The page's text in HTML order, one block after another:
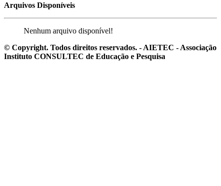
Arquivos Disponíveis
Nenhum arquivo disponível!
© Copyright. Todos direitos reservados. - AIETEC - Associação
Instituto CONSULTEC de Educação e Pesquisa